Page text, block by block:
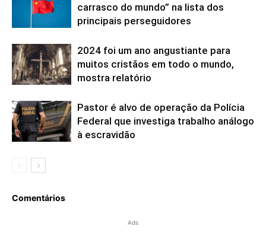
carrasco do mundo” na lista dos
principais perseguidores
2024 foi um ano angustiante para
muitos cristãos em todo o mundo,
mostra relatório
Pastor é alvo de operação da Polícia
Federal que investiga trabalho análogo
à escravidão
Comentários
Ads